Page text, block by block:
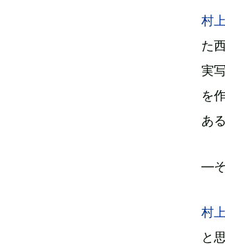
村上
た
実
を
あ
―そ
村上
と